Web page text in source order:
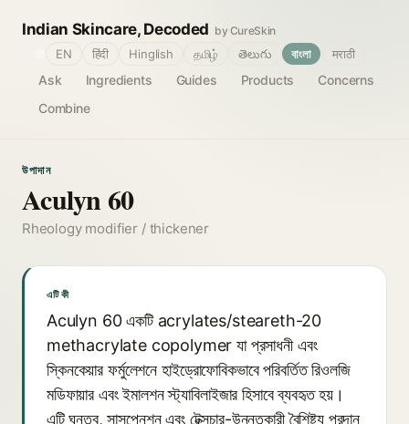
Indian Skincare, Decoded by CureSkin
Ask Ingredients Guides Products
Concerns
Combine
EN हिंदी Hinglish தமிழ் తెలుగు বাংলা मराठी
উপাদান
Aculyn 60
Rheology modifier / thickener
এটি কী
Aculyn 60 একটি acrylates/steareth-20
methacrylate copolymer যা প্রসাধনী এবং
স্কিনকেয়ার ফর্মুলেশনে হাইড্রোফোবিকভাবে পরিবর্তিত রিওলজি
মডিফায়ার এবং ইমালশন স্ট্যাবিলাইজার হিসাবে ব্যবহৃত হয়।
এটি ঘনত্ব, সাসপেনশন এবং টেক্সচার-উন্নতকারী বৈশিষ্ট্য প্রদান